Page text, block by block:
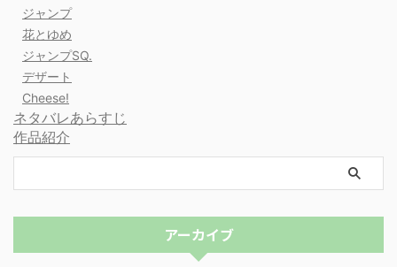
ジャンプ
花とゆめ
ジャンプSQ.
デザート
Cheese!
ネタバレあらすじ
作品紹介
アーカイブ